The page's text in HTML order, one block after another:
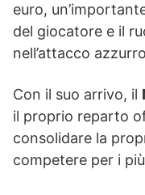
euro,
del giocatore e il
nell’attacco
Con il suo arrivo, il
il proprio reparto
consolidare la
competere per i